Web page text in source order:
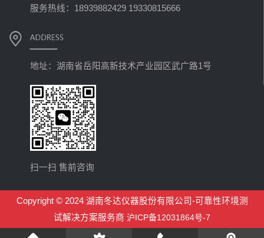
服务热线：18939882429 19330815666
地址：湖南省岳阳高新技术产业园区武广路1号
扫一扫 售前咨询
Copyright © 2024 湖南冬达仪器股份有限公司-可靠性环境测
试解决方案服务商 沪ICP备12031864号-7